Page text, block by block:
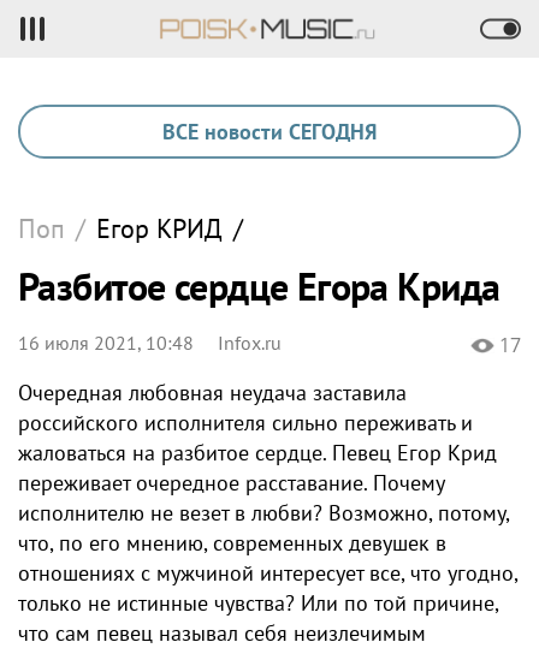
ВСЕ новости СЕГОДНЯ
Поп / Егор КРИД /
Разбитое сердце Егора Крида
16 июля 2021, 10:48 Infox.ru 17
Очередная любовная неудача заставила
российского исполнителя сильно переживать и
жаловаться на разбитое сердце. Певец Егор Крид
переживает очередное расставание. Почему
исполнителю не везет в любви? Возможно, потому,
что, по его мнению, современных девушек в
отношениях с мужчиной интересует все, что угодно,
только не истинные чувства? Или по той причине,
что сам певец называл себя неизлечимым